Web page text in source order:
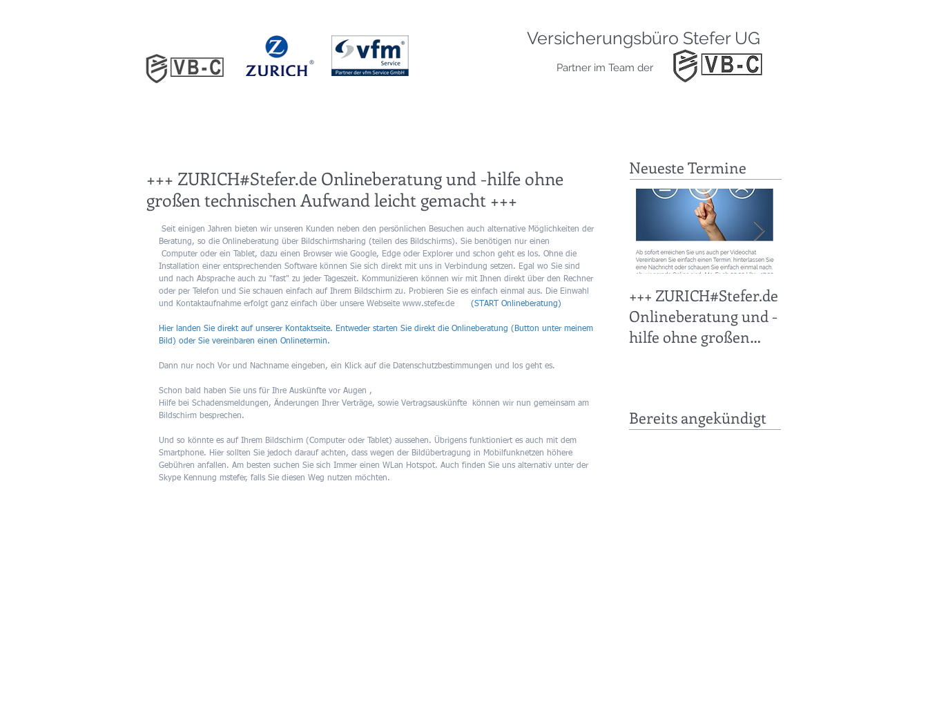
Versicherungsbüro Stefer UG
Partner im Team der
+++ ZURICH#Stefer.de Onlineberatung und -hilfe ohne
großen technischen Aufwand leicht gemacht +++
Beratung, so die Onlineberatung über Bildschirmsharing (teilen des Bildschirms). Sie benötigen nur einen
Installation einer entsprechenden Software können Sie sich direkt mit uns in Verbindung setzen. Egal wo Sie sind
und nach Absprache auch zu "fast" zu jeder Tageszeit. Kommunizieren können wir mit Ihnen direkt über den Rechner
oder per Telefon und Sie schauen einfach auf Ihrem Bildschirm zu. Probieren Sie es einfach einmal aus. Die Einwahl
und Kontaktaufnahme erfolgt ganz einfach über unsere Webseite www.stefer.de (START Onlineberatung)
Hier landen Sie direkt auf unserer Kontaktseite. Entweder starten Sie direkt die Onlineberatung (Button unter meinem
Bild) oder Sie vereinbaren einen Onlinetermin.
Dann nur noch Vor und Nachname eingeben, ein Klick auf die Datenschutzbestimmungen und los geht es.
Schon bald haben Sie uns für Ihre Auskünfte vor Augen ,
Hilfe bei Schadensmeldungen, Änderungen Ihrer Verträge, sowie Vertragsauskünfte  können wir nun gemeinsam am
Bildschirm besprechen.
Und so könnte es auf Ihrem Bildschirm (Computer oder Tablet) aussehen. Übrigens funktioniert es auch mit dem
Smartphone. Hier sollten Sie jedoch darauf achten, dass wegen der Bildübertragung in Mobilfunknetzen höhere
Gebühren anfallen. Am besten suchen Sie sich Immer einen WLan Hotspot. Auch finden Sie uns alternativ unter der
Skype Kennung mstefer, falls Sie diesen Weg nutzen möchten.
Neueste Termine
+++ ZURICH#Stefer.de
Onlineberatung und -
hilfe ohne großen
Bereits angekündigt